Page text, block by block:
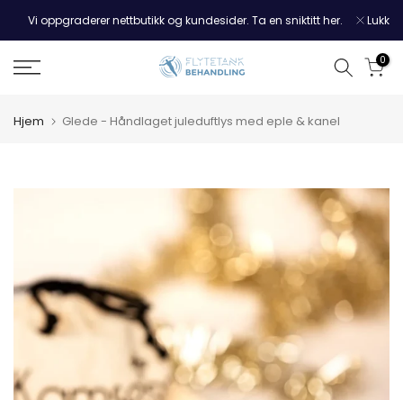
Hopp
til
innholdet
Vi oppgraderer nettbutikk og kundesider. Ta en sniktitt her. Lukk
0
Hjem Glede - Håndlaget juleduftlys med eple & kanel